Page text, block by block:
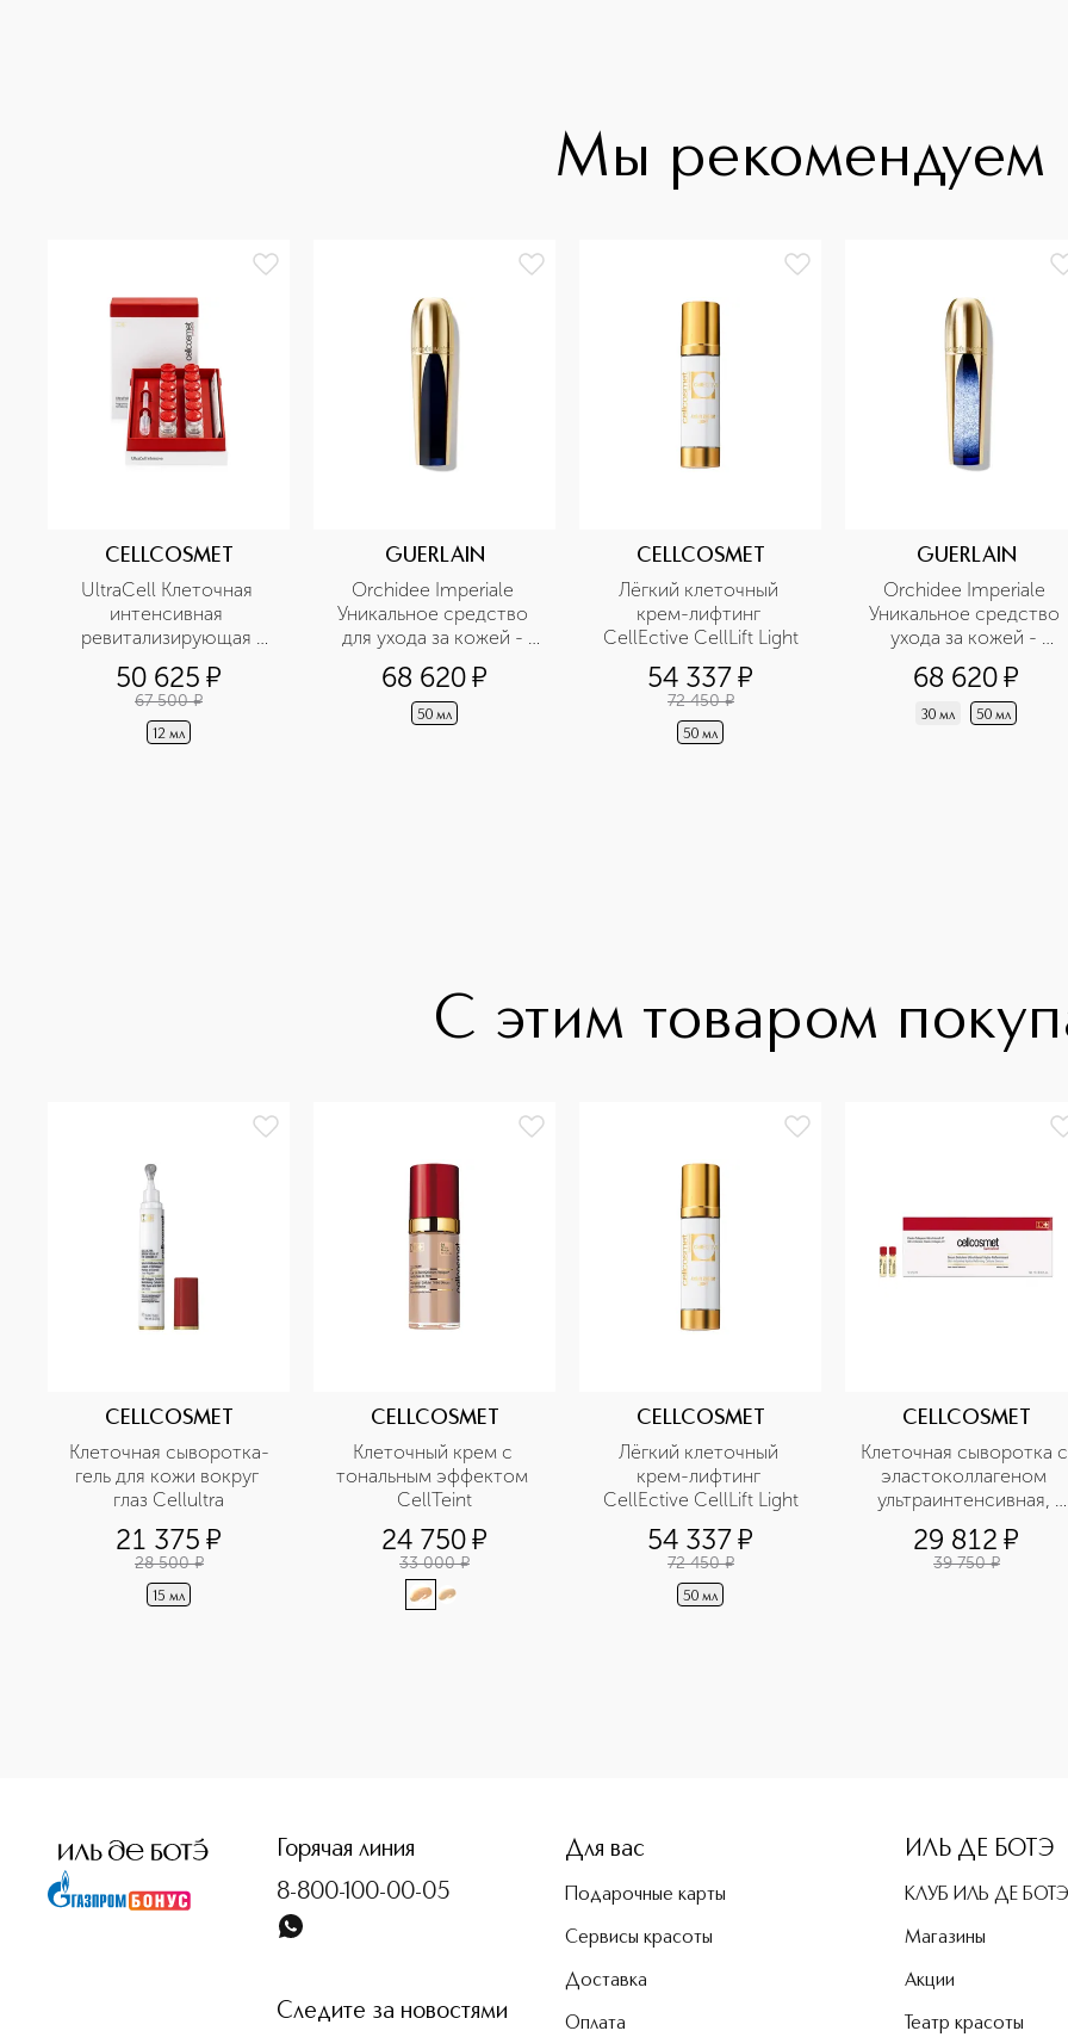
Мы рекомендуем
CELLCOSMET
UltraCell Клеточная
интенсивная
ревитализирующая
сыворотка
50 625 ¤
67 500 ¤
12 мл
GUERLAIN
Orchidee Imperiale
Уникальное средство
для ухода за кожей -
концентрат
долговечности для
лица
68 620¤
50 мл
CELLCOSMET
Лёгкий клеточный
крем-лифтинг
CellEctive CellLift Light
54 337¤
72 450 ¤
50 мл
GUERLAIN
Orchidee Imperiale
Уникальное средство
ухода за кожей -
лифтинг-концентрат с
микрокапсулами
68 620¤
30 мл 50 мл
С этим товаром
CELLCOSMET
Клеточная сыворотка-
гель для кожи вокруг
глаз Cellultra
21 375 ¤
28 500 ¤
15 мл
CELLCOSMET
Клеточный крем с
тональным эффектом
CellTeint
24 750¤
33 000 ¤
CELLCOSMET
Лёгкий клеточный
крем-лифтинг
CellEctive CellLift Light
54 337¤
72 450 ¤
50 мл
CELLCOSMET
Клеточная сыворотка с
эластоколлагеном
ультраинтенсивная,
большая упаковка
29 812 ¤
39 750 ¤
Горячая линия
8-800-100-00-05
Следите за новостями
Для вас
Подарочные карты
Сервисы красоты
Доставка
Оплата
ИЛЬ ДЕ БОТЭ
КЛУБ ИЛЬ ДЕ БОТЭ
Магазины
Акции
Театр красоты